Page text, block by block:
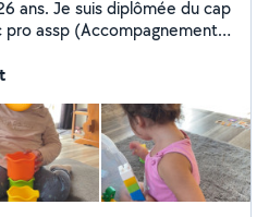
ans. Je suis diplômée du cap
assp (Accompagnement
pour des babysitting ainsi
(ancienne auxiliaire petite
avec les personnes âgées
Je fais régulièrement du
également
Je me suis déjà